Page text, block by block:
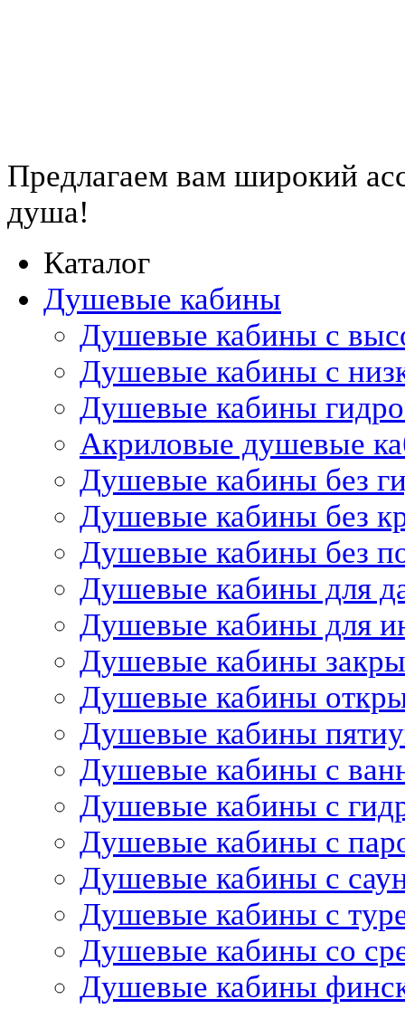
Предлагаем вам широкий
душа!
Каталог
Душевые кабины
Душевые кабины с
Душевые кабины с
Душевые кабины
Акриловые душевые
Душевые кабины без
Душевые кабины без
Душевые кабины без
Душевые кабины для
Душевые кабины для
Душевые кабины
Душевые кабины
Душевые кабины
Душевые кабины с
Душевые кабины с
Душевые кабины с
Душевые кабины с
Душевые кабины с
Душевые кабины со
Душевые кабины